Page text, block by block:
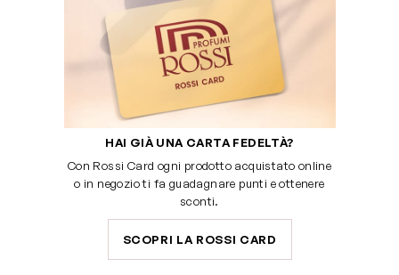
HAI GIÀ UNA CARTA FEDELTÀ?
Con Rossi Card ogni prodotto acquistato online
o in negozio ti fa guadagnare punti e ottenere
sconti.
SCOPRI LA ROSSI CARD